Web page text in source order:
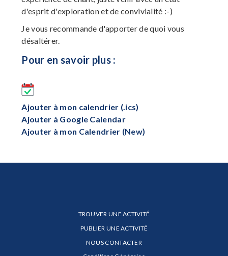
d'esprit d'exploration et de convivialité :-)
Je vous recommande d'apporter de quoi vous
désaltérer.
Pour en savoir plus :
Ajouter à mon calendrier (.ics)
Ajouter à Google Calendar
Ajouter à mon Calendrier (New)
TROUVER UNE ACTIVITÉ
PUBLIER UNE ACTIVITÉ
NOUS CONTACTER